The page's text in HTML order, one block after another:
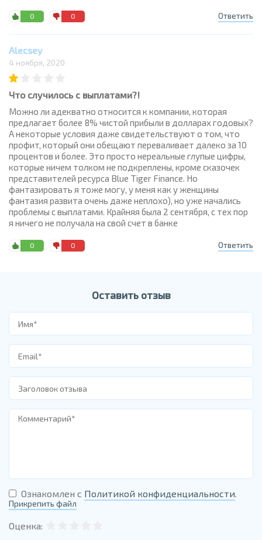
0 0 Ответить
Alecsey
4 ноября, 2020
Что случилось с выплатами?!
Можно ли адекватно относится к компании, которая
предлагает более 8% чистой прибыли в долларах годовых?
А некоторые условия даже свидетельствуют о том, что
профит, который они обещают переваливает далеко за 10
процентов и более. Это просто нереальные глупые цифры,
которые ничем толком не подкреплены, кроме сказочек
представителей ресурса Blue Tiger Finance. Но
фантазировать я тоже могу, у меня как у женщины
фантазия развита очень даже неплохо), но уже начались
проблемы с выплатами. Крайняя была 2 сентября, с тех пор
я ничего не получала на свой счет в банке
0 0 Ответить
Оставить отзыв
Ознакомлен с Политикой конфиденциальности.
Прикрепить файл
Оценка: